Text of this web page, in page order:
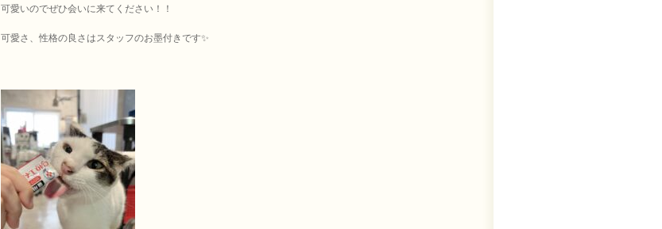
可愛いのでぜひ会いに来てください！！
可愛さ、性格の良さはスタッフのお墨付きです✨